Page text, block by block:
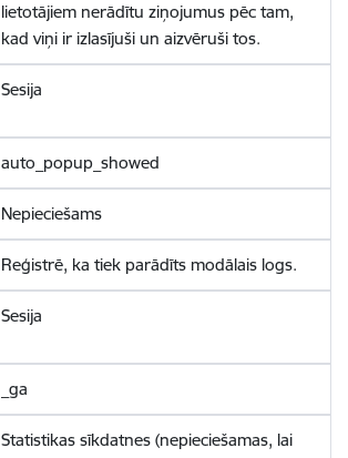
lietotājiem nerādītu ziņojumus pēc tam,
kad viņi ir izlasījuši un aizvēruši tos.
Sesija
auto_popup_showed
Nepieciešams
Reģistrē, ka tiek parādīts modālais logs.
Sesija
_ga
Statistikas sīkdatnes (nepieciešamas, lai